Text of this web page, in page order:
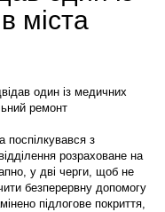
міста
один із медичних
ремонт
поспілкувався з
розраховане на
у дві черги, щоб не
безперервну допомогу
підлогове покриття,